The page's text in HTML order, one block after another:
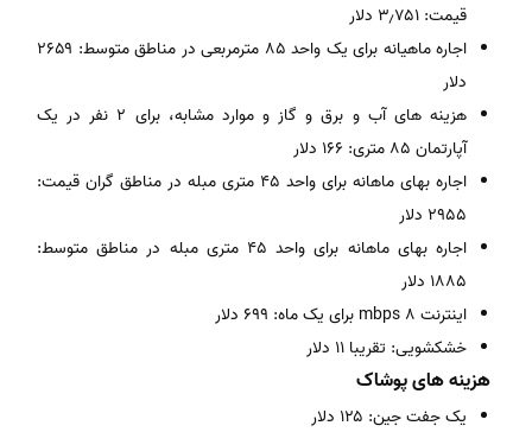
قیمت: ۳٫۷۵۱ دلار
اجاره ماهیانه برای یک واحد ۸۵ مترمربعی در مناطق متوسط: ۲۶۵۹
دلار
هزینه های آب و برق و گاز و موارد مشابه، برای ۲ نفر در یک
آپارتمان ۸۵ متری: ۱۶۶ دلار
اجاره بهای ماهانه برای واحد ۴۵ متری مبله در مناطق گران قیمت:
۲۹۵۵ دلار
اجاره بهای ماهانه برای واحد ۴۵ متری مبله در مناطق متوسط:
۱۸۸۵ دلار
اینترنت ۸ mbps برای یک ماه: ۶۹۹ دلار
خشکشویی: تقریبا ۱۱ دلار
هزینه های پوشاک
یک جفت جین: ۱۲۵ دلار